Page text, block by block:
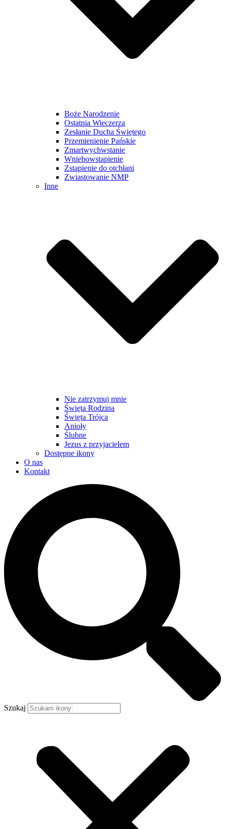
Boże Narodzenie
Ostatnia Wieczerza
Zesłanie Ducha Świętego
Przemienienie Pańskie
Zmartwychwstanie
Wniebowstąpienie
Zstąpienie do otchłani
Zwiastowanie NMP
Inne
Nie zatrzymuj mnie
Święta Rodzina
Święta Trójca
Anioły
Ślubne
Jezus z przyjacielem
Dostępne ikony
O nas
Kontakt
Szukaj